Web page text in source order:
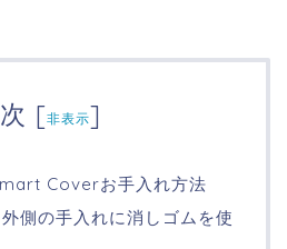
[非表示]
Coverお手入れ方法
側の手入れに消しゴムを使